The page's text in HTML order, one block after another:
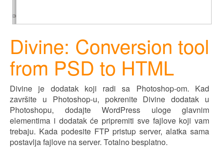
Divine: Conversion tool
from PSD to HTML
Divine je dodatak koji radi sa Photoshop-om. Kad
završite u Photoshop-u, pokrenite Divine dodatak u
Photoshopu, dodajte WordPress uloge glavnim
elementima i dodatak će pripremiti sve fajlove koji vam
trebaju. Kada podesite FTP pristup server, alatka sama
postavlja fajlove na server. Totalno besplatno.